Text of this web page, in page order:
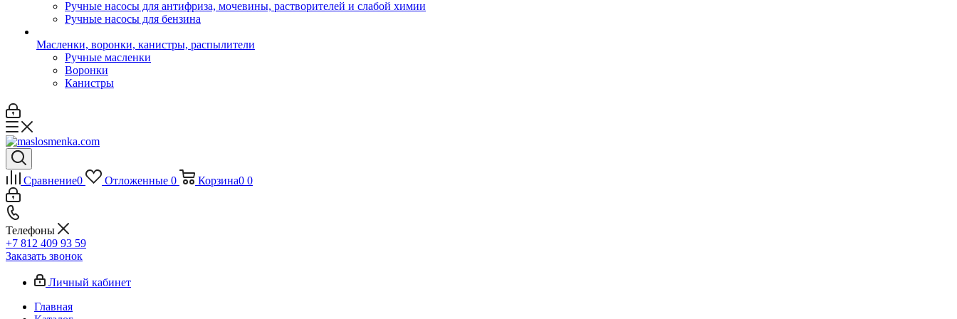
Ручные насосы для антифриза, мочевины, растворителей и слабой химии
Ручные насосы для бензина
Масленки, воронки, канистры, распылители
Ручные масленки
Воронки
Канистры
Сравнение0 Отложенные 0 Корзина0 0
Телефоны
+7 812 409 93 59
Заказать звонок
Личный кабинет
Главная